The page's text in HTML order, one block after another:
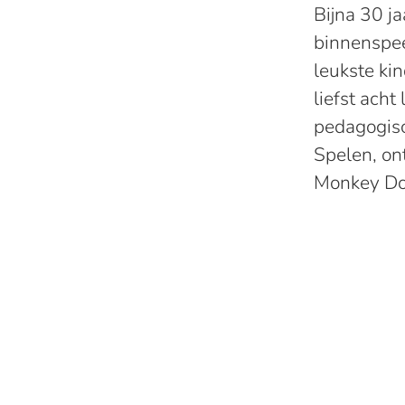
Bijna 30
leukste
liefst acht
Spelen,
Monkey